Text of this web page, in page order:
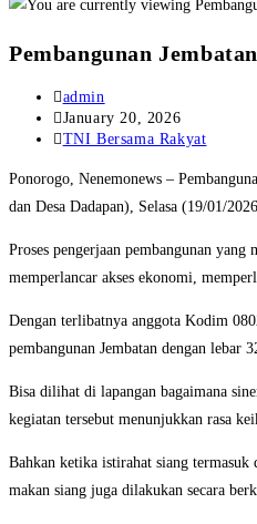
Pembangunan
Post
author:
admin
Post
published:
January 20, 2026
Post
TNI Bersama Rakyat
Ponorogo, Nenemonews –
dan Desa Dadapan), Selasa (19/01/
Proses pengerjaan pembangunan
memperlancar akses ekonomi,
Dengan terlibatnya anggota Kodim
pembangunan Jembatan dengan lebar
Bisa dilihat di lapangan bagaimana
kegiatan tersebut menunjukkan rasa
Bahkan ketika istirahat siang termasuk
makan siang juga dilakukan secara